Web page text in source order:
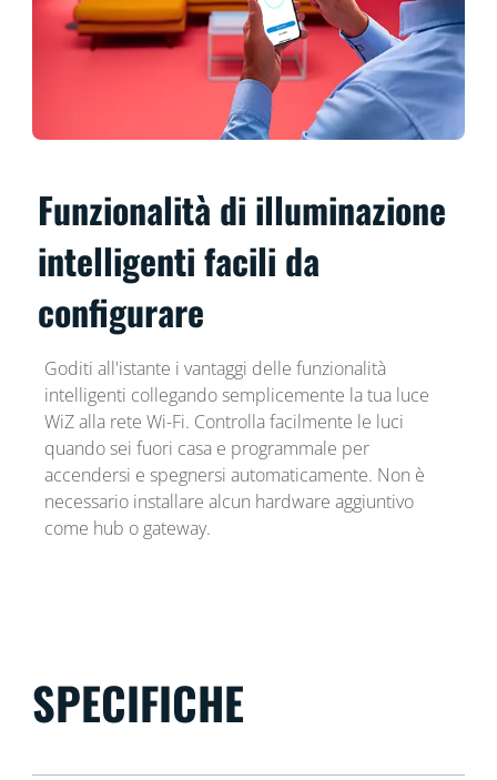
Funzionalità di illuminazione
intelligenti facili da
configurare
Goditi all'istante i vantaggi delle funzionalità
intelligenti collegando semplicemente la tua luce
WiZ alla rete Wi-Fi. Controlla facilmente le luci
quando sei fuori casa e programmale per
accendersi e spegnersi automaticamente. Non è
necessario installare alcun hardware aggiuntivo
come hub o gateway.
SPECIFICHE